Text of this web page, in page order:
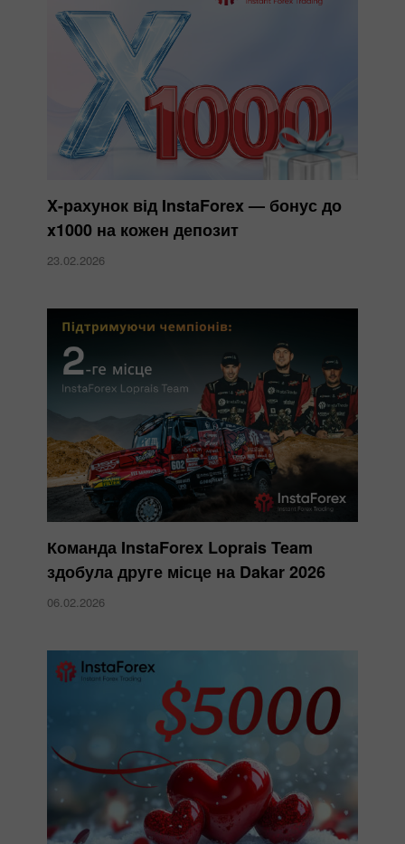
X-рахунок від InstaForex — бонус до
x1000 на кожен депозит
23.02.2026
Команда InstaForex Loprais Team
здобула друге місце на Dakar 2026
06.02.2026